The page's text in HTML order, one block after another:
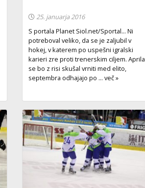
25. januarja 2016
S portala Planet Siol.net/Sportal... Ni
potreboval veliko, da se je zaljubil v
hokej, v katerem po uspešni igralski
karieri zre proti trenerskim ciljem. Aprila
se bo z risi skušal vrniti med elito,
septembra odhajajo po ... več »